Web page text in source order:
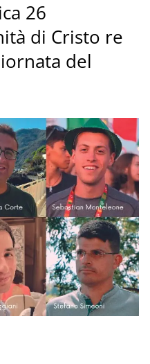
26
di Cristo re
del